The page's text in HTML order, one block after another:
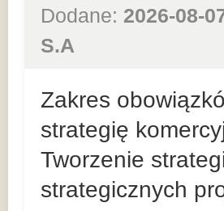
Dodane: 2026-08-
S.A
Zakres
strategię
Tworzenie
strategicznych